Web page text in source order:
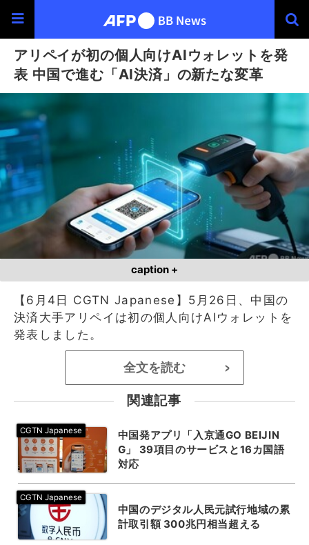
アリペイが初の個人向けAIウォレットを発
表 中国で進む「AI決済」の新たな変革
caption +
【6月4日 CGTN Japanese】5月26日、中国の
決済大手アリペイは初の個人向けAIウォレットを
発表しました。
全文を読む >
関連記事
中国発アプリ「入京通GO BEIJIN
G」 39項目のサービスと16カ国語
対応
中国のデジタル人民元試行地域の累
計取引額 300兆円相当超える